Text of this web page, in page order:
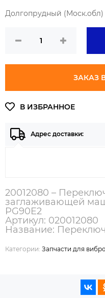
Долгопрудный (Моск.обл)
ЗАКАЗ
Адрес доставки:
20012080 –
заглаживающей
PG90E2
Артикул: 020012080
Название:
Категории: Запчасти для